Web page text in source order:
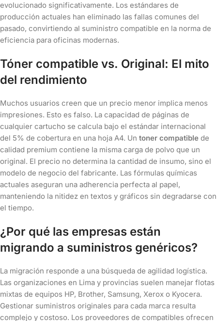
evolucionado significativamente. Los estándares de
producción actuales han eliminado las fallas comunes del
pasado, convirtiendo al suministro compatible en la norma de
eficiencia para oficinas modernas.
Tóner compatible vs. Original: El mito
del rendimiento
Muchos usuarios creen que un precio menor implica menos
impresiones. Esto es falso. La capacidad de páginas de
cualquier cartucho se calcula bajo el estándar internacional
del 5% de cobertura en una hoja A4. Un toner compatible de
calidad premium contiene la misma carga de polvo que un
original. El precio no determina la cantidad de insumo, sino el
modelo de negocio del fabricante. Las fórmulas químicas
actuales aseguran una adherencia perfecta al papel,
manteniendo la nitidez en textos y gráficos sin degradarse con
el tiempo.
¿Por qué las empresas están
migrando a suministros genéricos?
La migración responde a una búsqueda de agilidad logística.
Las organizaciones en Lima y provincias suelen manejar flotas
mixtas de equipos HP, Brother, Samsung, Xerox o Kyocera.
Gestionar suministros originales para cada marca resulta
complejo y costoso. Los proveedores de compatibles ofrecen